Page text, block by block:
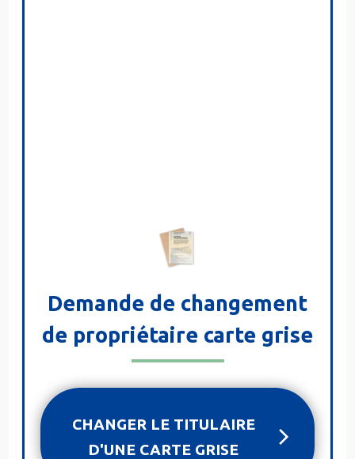
Demande de changement
de propriétaire carte grise
CHANGER LE TITULAIRE
D'UNE CARTE GRISE